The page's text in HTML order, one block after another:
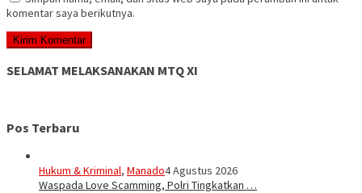
komentar saya berikutnya.
SELAMAT MELAKSANAKAN MTQ XI
Pos Terbaru
Hukum & Kriminal, Manado4 Agustus 2026
Waspada Love Scamming, Polri Tingkatkan …